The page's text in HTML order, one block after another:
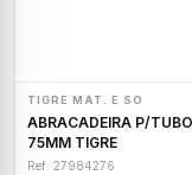
TIGRE MAT. E SO
ABRACADEIRA P/TUBOS 40 A
75MM TIGRE
Ref: 27984276